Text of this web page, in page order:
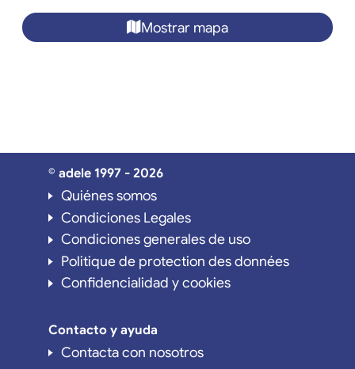
Mostrar mapa
© adele 1997 - 2026
Quiénes somos
Condiciones Legales
Condiciones generales de uso
Politique de protection des données
Confidencialidad y cookies
Contacto y ayuda
Contacta con nosotros